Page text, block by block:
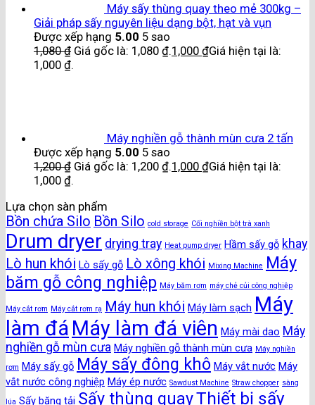
Máy sấy thùng quay theo mẻ 300kg –
Giải pháp sấy nguyên liệu dạng bột, hạt và vụn
Được xếp hạng 5.00 5 sao
1,080₫ Giá gốc là: 1,080 ₫.1,000 ₫Giá hiện tại là:
1,000 ₫.
Máy nghiền gỗ thành mùn cưa 2 tấn
Được xếp hạng 5.00 5 sao
1,200₫ Giá gốc là: 1,200 ₫.1,000 ₫Giá hiện tại là:
1,000 ₫.
Lựa chọn sàn phẩm
Bồn chứa Silo Bồn Silo cold storage Cối nghiền bột trà xanh
Drum dryer drying tray Heat pump dryer Hầm sấy gỗ khay
Lò hun khói Lò sấy gỗ Lò xông khói Mixing Machine Máy
băm gỗ công nghiệp Máy băm rơm máy chẻ củi công nghiệp
Máy cắt rơm Máy cắt rơm rạ Máy hun khói Máy làm sạch Máy
làm đá Máy làm đá viên Máy mài dao Máy
nghiền gỗ mùn cưa Máy nghiền gỗ thành mùn cưa Máy nghiền
rơm Máy sấy gỗ Máy sấy đông khô Máy vắt nước Máy
vắt nước công nghiệp Máy ép nước Sawdust Machine Straw chopper sàng
lúa Sấy băng tải Sấy thùng quayThiết bị sấy